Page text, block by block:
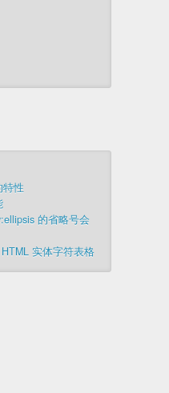
特性
的省略号会
实体字符表格